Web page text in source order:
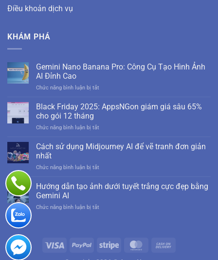
Điều khoản dịch vụ
KHÁM PHÁ
Gemini Nano Banana Pro: Công Cụ Tạo Hình Ảnh
AI Đỉnh Cao
Chức năng bình luận bị tắt
Nano
Banana
Tạo
Cao
Black Friday 2025: AppsNGon giám giá sâu 65%
cho gói 12 tháng
Chức năng bình luận bị tắt
Friday
2025:
sâu
Cách sử dụng Midjourney AI để vẽ tranh đơn giản
nhất
Chức năng bình luận bị tắt
sử
đơn
giản
Hướng dẫn tạo ảnh dưới tuyết trắng cực đẹp bằng
Gemini AI
Chức năng bình luận bị tắt
dưới